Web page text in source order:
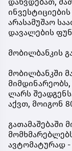
არასამუშაო
დავალების
მობილბანკის
მობილბანკში
ლარს
აქვთ, მოიგონ
გათამაშებაში
ავტომატურად -